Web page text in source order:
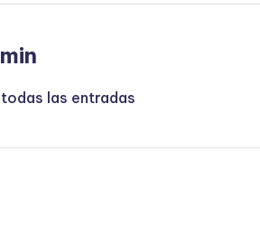
las entradas